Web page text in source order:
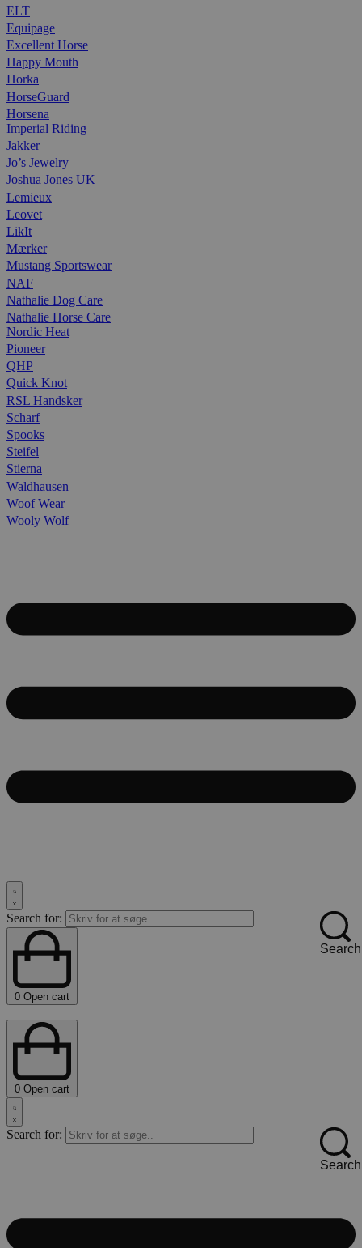
ELT
Equipage
Excellent Horse
Happy Mouth
Horka
HorseGuard
Horsena
Imperial Riding
Jakker
Jo’s Jewelry
Joshua Jones UK
Lemieux
Leovet
LikIt
Mærker
Mustang Sportswear
NAF
Nathalie Dog Care
Nathalie Horse Care
Nordic Heat
Pioneer
QHP
Quick Knot
RSL Handsker
Scharf
Spooks
Steifel
Stierna
Waldhausen
Woof Wear
Wooly Wolf
Search for:
Search
0 Open cart
0 Open cart
Search for:
Search